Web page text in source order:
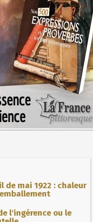
de mai 1922 : chaleur
l'ingérence ou le